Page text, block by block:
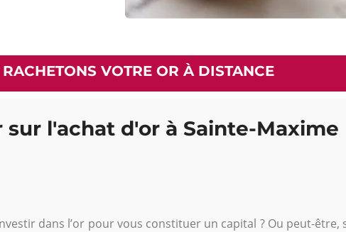
VOTRE OR À DISTANCE
sur l'achat d'or à Sainte-Maxime
dans l’or pour vous constituer un capital ? Ou peut-